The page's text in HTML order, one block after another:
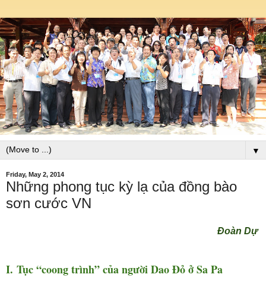
▼
Friday, May 2, 2014
Những phong tục kỳ lạ của đồng bào
sơn cước VN
Đoàn Dự
I. Tục “coong trình” của người Dao Đỏ ở Sa Pa